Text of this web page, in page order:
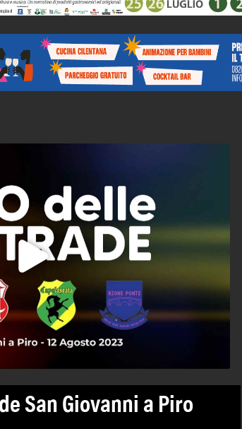
San Giovanni a Piro